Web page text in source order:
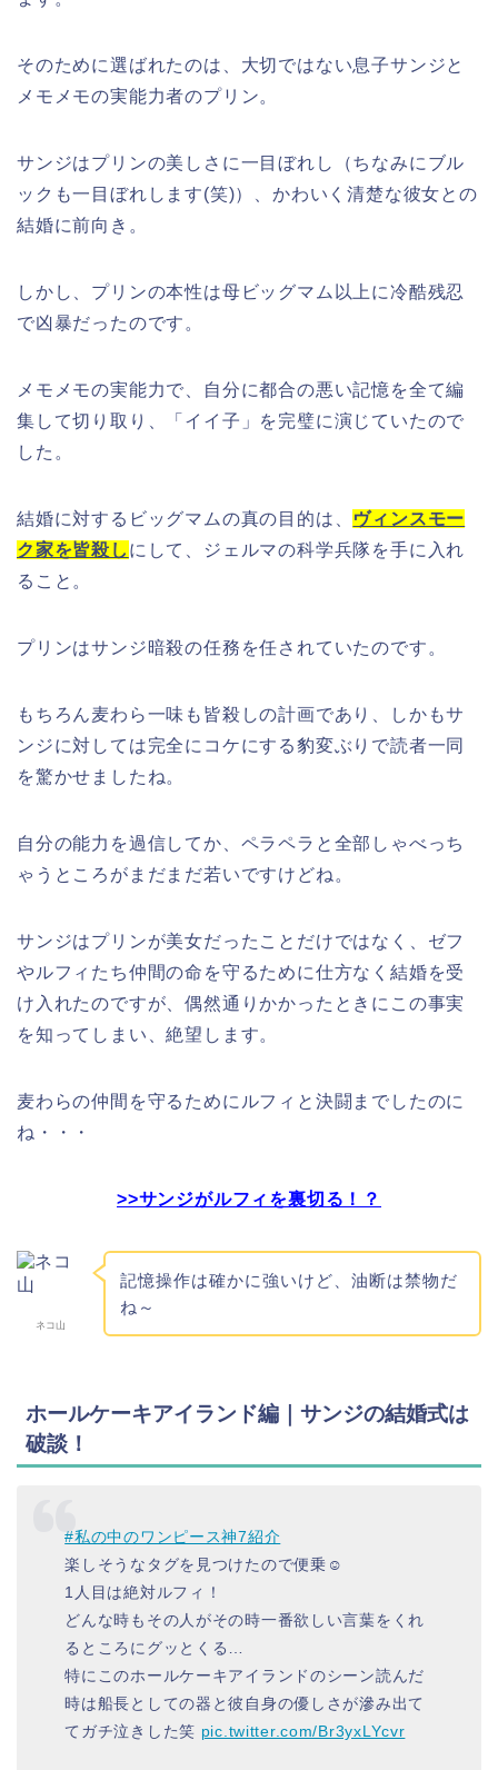
そのために選ばれたのは、大切ではない息子サンジと
メモメモの実能力者のプリン。
サンジはプリンの美しさに一目ぼれし（ちなみにブル
ックも一目ぼれします(笑)）、かわいく清楚な彼女との
結婚に前向き。
しかし、プリンの本性は母ビッグマム以上に冷酷残忍
で凶暴だったのです。
メモメモの実能力で、自分に都合の悪い記憶を全て編
集して切り取り、「イイ子」を完璧に演じていたので
した。
結婚に対するビッグマムの真の目的は、 ヴィンスモー
ク家を皆殺し にして、ジェルマの科学兵隊を手に入れ
ること。
プリンはサンジ暗殺の任務を任されていたのです。
もちろん麦わら一味も皆殺しの計画であり、しかもサ
ンジに対しては完全にコケにする豹変ぶりで読者一同
を驚かせましたね。
自分の能力を過信してか、ペラペラと全部しゃべっち
ゃうところがまだまだ若いですけどね。
サンジはプリンが美女だったことだけではなく、ゼフ
やルフィたち仲間の命を守るために仕方なく結婚を受
け入れたのですが、偶然通りかかったときにこの事実
を知ってしまい、絶望します。
麦わらの仲間を守るためにルフィと決闘までしたのに
ね・・・
>>サンジがルフィを裏切る！？
ネコ山
記憶操作は確かに強いけど、油断は禁物だ
ね～
ホールケーキアイランド編｜サンジの結婚式は
破談！
#私の中のワンピース神7紹介
楽しそうなタグを見つけたので便乗☺️
1人目は絶対ルフィ！
どんな時もその人がその時一番欲しい言葉をくれ
るところにグッとくる…
特にこのホールケーキアイランドのシーン読んだ
時は船長としての器と彼自身の優しさが滲み出て
てガチ泣きした笑 pic.twitter.com/Br3yxLYcvr